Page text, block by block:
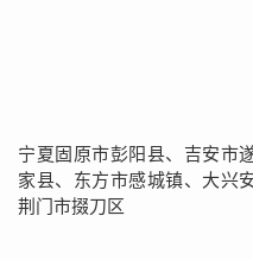
宁夏固原市彭阳县、吉安市
家县、东方市感城镇、大兴
荆门市掇刀区